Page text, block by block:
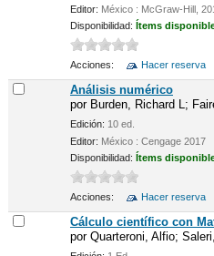
Editor: México : McGraw-Hill,
Disponibilidad: Ítems
Acciones: Hacer reserva
Análisis numérico
por Burden, Richard L;
Edición: 10 ed.
Editor: México : Cengage 2017
Disponibilidad: Ítems
Acciones: Hacer reserva
Cálculo científico con
por Quarteroni, Alfio;